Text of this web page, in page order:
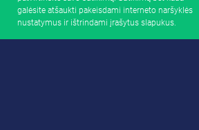
galėsite atšaukti pakeisdami interneto naršyklės
nustatymus ir ištrindami įrašytus slapukus.